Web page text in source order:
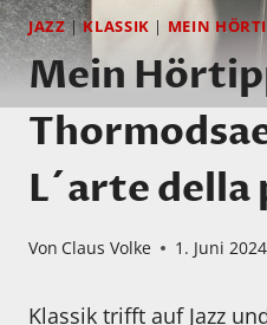
JAZZ|KLASSIK | MEIN
Mein
L´arte della
Von Claus Volke 1. Juni 2024
Klassik trifft auf Jazz